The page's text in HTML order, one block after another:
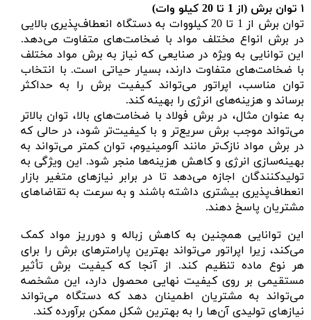
۱ توان برش (از 1 تا 20 کیلو وات)
توان برش از 1 تا 20 کیلووات به دستگاه انعطاف‌پذیری بالایی
در برش انواع مختلف مواد با ضخامت‌های متفاوت می‌دهد.
این توانایی به ویژه در صنایعی که نیاز به برش مواد مختلف
با ضخامت‌های متفاوت دارند، بسیار حیاتی است. با انتخاب
توان مناسب، اپراتور می‌تواند کیفیت برش را به حداکثر
برساند و هزینه‌های انرژی را بهینه کند.
به عنوان مثال، در برش فولاد با ضخامت‌های بالا، توان بالاتر
می‌تواند موجب برش سریع‌تر و با کیفیت‌تر شود، در حالی که
در برش مواد نازک‌تر مانند آلومینیوم، توان کمتر می‌تواند به
بهینه‌سازی انرژی و کاهش هزینه‌ها منجر شود. این ویژگی به
تولیدکنندگان اجازه می‌دهد تا در برابر نیازهای متغیر بازار
انعطاف‌پذیری بیشتری داشته باشند و به سرعت به تقاضاهای
مشتریان پاسخ دهند.
این توانایی همچنین به کاهش زباله و دورریز مواد کمک
می‌کند، زیرا اپراتور می‌تواند بهترین پارامترهای برش را برای
هر نوع ماده تنظیم کند. از آنجا که کیفیت برش تأثیر
مستقیمی بر روی کیفیت نهایی محصول دارد، این مشخصه
می‌تواند به مشتریان اطمینان دهد که دستگاه می‌تواند
نیازهای تولیدی آن‌ها را به بهترین شکل ممکن برآورده کند.